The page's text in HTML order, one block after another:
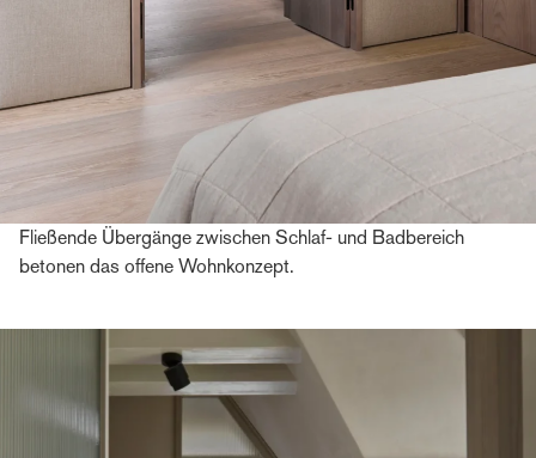
Fließende Übergänge zwischen Schlaf- und Badbereich
betonen das offene Wohnkonzept.